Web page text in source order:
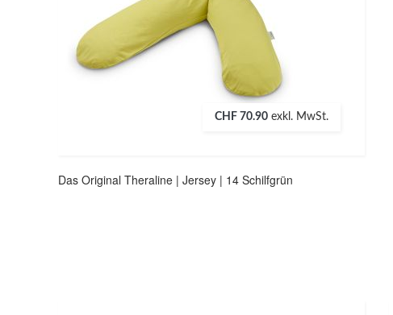
CHF 70.90 exkl. MwSt.
Das Original Theraline | Jersey | 14 Schilfgrün